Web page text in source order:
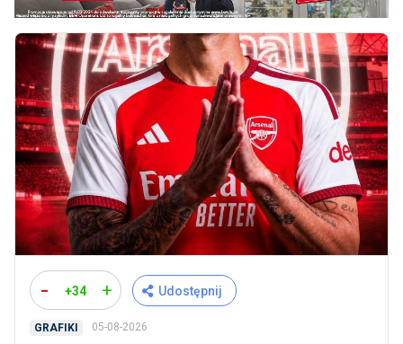
- +34 + Udostępnij
GRAFIKI 05-08-2026